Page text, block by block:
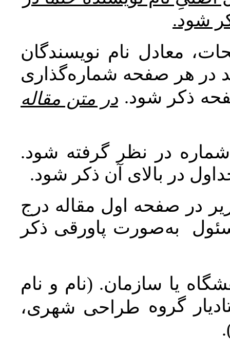
شود.
معادل نام نویسندگان
در هر صفحه شماره‌گذاری
ذکر شود. در متن مقاله
در نظر گرفته شود.
در بالای آن ذکر شود.
در صفحه اول مقاله درج
به‌صورت پاورقی ذکر
یا سازمان. (نام و نام
گروه طراحی شهری،